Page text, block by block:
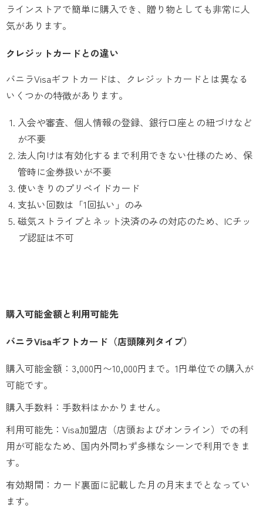
ラインストアで簡単に購入でき、贈り物としても非常に人
気があります。
クレジットカードとの違い
バニラVisaギフトカードは、クレジットカードとは異なる
いくつかの特徴があります。
入会や審査、個人情報の登録、銀行口座との紐づけなど
が不要
法人向けは有効化するまで利用できない仕様のため、保
管時に金券扱いが不要
使いきりのプリペイドカード
支払い回数は「1回払い」のみ
磁気ストライプとネット決済のみの対応のため、ICチッ
プ認証は不可
購入可能金額と利用可能先
バニラVisaギフトカード（店頭陳列タイプ）
購入可能金額：3,000円〜10,000円まで。1円単位での購入が
可能です。
購入手数料：手数料はかかりません。
利用可能先：Visa加盟店（店頭およびオンライン）での利
用が可能なため、国内外問わず多様なシーンで利用できま
す。
有効期間：カード裏面に記載した月の月末までとなってい
ます。